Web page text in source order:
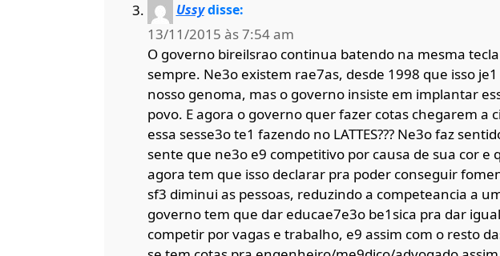
Ussy disse:
13/11/2015 às 7:54 am
O governo bireilsrao continua batendo na mesma
sempre. Ne3o existem rae7as, desde 1998 que isso
nosso genoma, mas o governo insiste em implantar
povo. E agora o governo quer fazer cotas chegarem a
essa sesse3o te1 fazendo no LATTES??? Ne3o faz
sente que ne3o e9 competitivo por causa de sua cor e
agora tem que isso declarar pra poder conseguir
sf3 diminui as pessoas, reduzindo a competeancia a
governo tem que dar educae7e3o be1sica pra dar
competir por vagas e trabalho, e9 assim com o resto